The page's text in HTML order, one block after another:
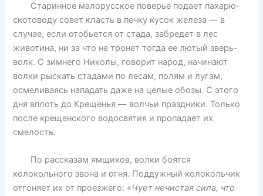
Старинное малорусское поверье подает пахарю-
скотоводу совет класть в печку кусок железа — в
случае, если отобьется от стада, забредет в лес
животина, ни за что не тронет тогда ее лютый зверь-
волк. С зимнего Николы, говорит народ, начинают
волки рыскать стадами по лесам, полям и лугам,
осмеливаясь нападать даже на целые обозы. С этого
дня вплоть до Крещенья — волчьи праздники. Только
после крещенского водосвятия и пропадает их
смелость.
По рассказам ямщиков, волки боятся
колокольного звона и огня. Поддужный колокольчик
отгоняет их от проезжего: «Чует нечистая сила, что